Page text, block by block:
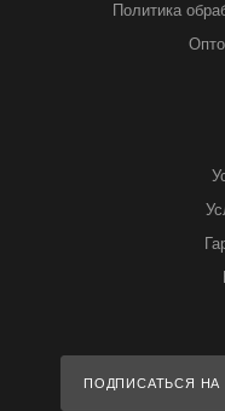
Политика
ПОДПИСАТЬСЯ НА